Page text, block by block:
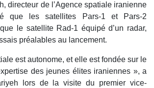
directeur de l’Agence spatiale iranienne
que les satellites Pars-1 et Pars-2
le satellite Rad-1 équipé d’un radar,
préalables au lancement.
est autonome, et elle est fondée sur le
des jeunes élites iraniennes », a
lors de la visite du premier vice-